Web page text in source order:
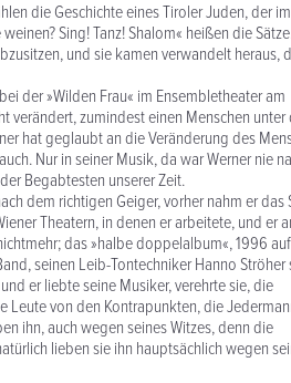
die Geschichte eines Tiroler Juden, der
Sing! Tanz! Shalom« heißen die
und sie kamen verwandelt heraus,
der »Wilden Frau« im Ensembletheater am
verändert, zumindest einen Menschen unter
hat geglaubt an die Veränderung des
Nur in seiner Musik, da war Werner nie
Begabtesten unserer Zeit.
dem richtigen Geiger, vorher nahm er das
Theatern, in denen er arbeitete, und er
das »halbe doppelalbum«, 1996
seinen Leib-Tontechniker Hanno
er liebte seine Musiker, verehrte sie, die
von den Kontrapunkten, die
ihn, auch wegen seines Witzes, denn die
lieben sie ihn hauptsächlich wegen